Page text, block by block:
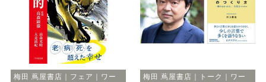
梅田 蔦屋書店｜フェア｜ワー
梅田 蔦屋書店｜トーク｜ワー